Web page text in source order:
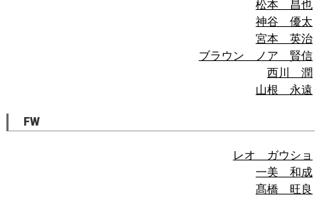
松本 昌也
神谷 優太
宮本 英治
ブラウン ノア 賢信
西川 潤
山根 永遠
FW
レオ ガウショ
一美 和成
髙橋 旺良